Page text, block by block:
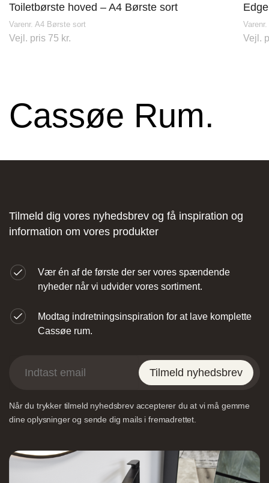
Toiletbørste hoved – A4 Børste sort
Varenr. A4 Børste sort
Vejl. pris 75 kr. Vejl.
Cassøe Rum.
Tilmeld dig vores nyhedsbrev og få inspiration og
information om vores produkter
Vær én af de første der ser vores spændende
nyheder når vi udvider vores sortiment.
Modtag indretningsinspiration for at lave komplette
Cassøe rum.
Tilmeld nyhedsbrev
Når du trykker tilmeld nyhedsbrev accepterer du at vi må gemme
dine oplysninger og sende dig mails i fremadrettet.
Stark Hillerød